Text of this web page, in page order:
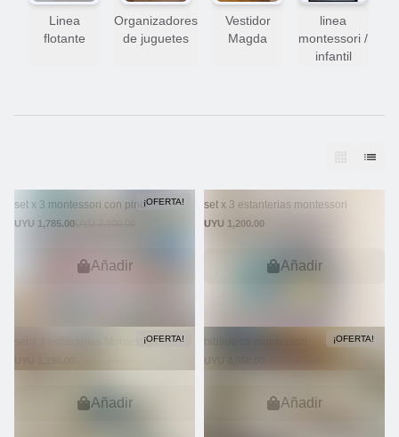
Linea
flotante
Organizadores
de juguetes
Vestidor
Magda
linea
montessori /
infantil
¡OFERTA!
set x 3 montessori con pino
UYU 1,785.00
Añadir
set x 3 estanterias montessori
UYU 1,200.00
Añadir
¡OFERTA!
set x 3 estanterías Montessori
Añadir
¡OFERTA!
biblioteca montessori
Añadir